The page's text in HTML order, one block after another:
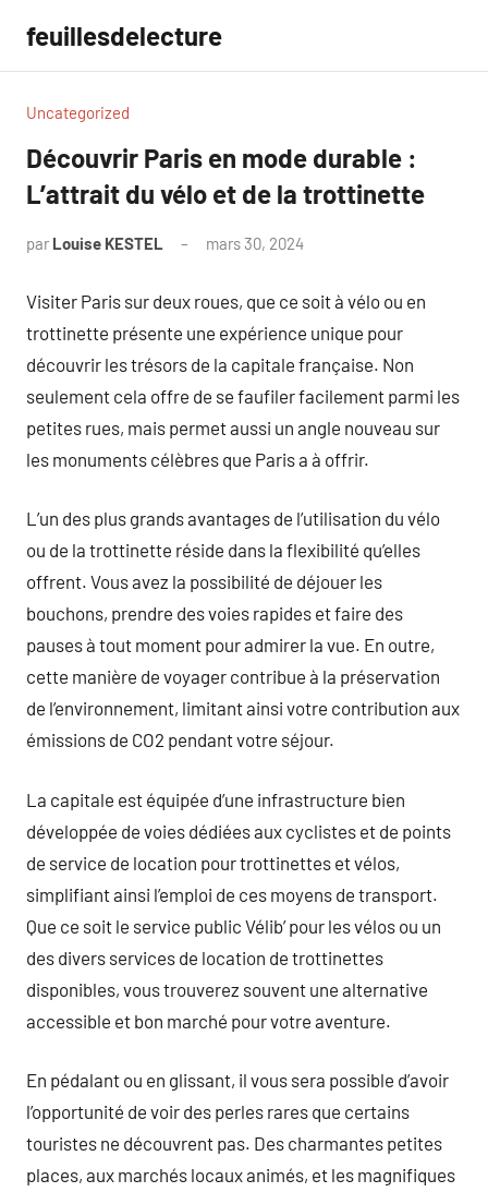
contenu
feuillesdelecture
Uncategorized
Découvrir Paris en mode durable :
L’attrait du vélo et de la trottinette
par Louise KESTEL mars 30, 2024
Visiter Paris sur deux roues, que ce soit à vélo ou en
trottinette présente une expérience unique pour
découvrir les trésors de la capitale française. Non
seulement cela offre de se faufiler facilement parmi les
petites rues, mais permet aussi un angle nouveau sur
les monuments célèbres que Paris a à offrir.
L’un des plus grands avantages de l’utilisation du vélo
ou de la trottinette réside dans la flexibilité qu’elles
offrent. Vous avez la possibilité de déjouer les
bouchons, prendre des voies rapides et faire des
pauses à tout moment pour admirer la vue. En outre,
cette manière de voyager contribue à la préservation
de l’environnement, limitant ainsi votre contribution aux
émissions de CO2 pendant votre séjour.
La capitale est équipée d’une infrastructure bien
développée de voies dédiées aux cyclistes et de points
de service de location pour trottinettes et vélos,
simplifiant ainsi l’emploi de ces moyens de transport.
Que ce soit le service public Vélib’ pour les vélos ou un
des divers services de location de trottinettes
disponibles, vous trouverez souvent une alternative
accessible et bon marché pour votre aventure.
En pédalant ou en glissant, il vous sera possible d’avoir
l’opportunité de voir des perles rares que certains
touristes ne découvrent pas. Des charmantes petites
places, aux marchés locaux animés, et les magnifiques